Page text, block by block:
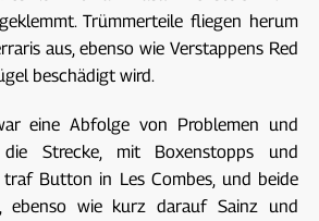
Trümmerteile fliegen herum
aus, ebenso wie Verstappens Red
beschädigt wird.
eine Abfolge von Problemen und
Strecke, mit Boxenstopps und
traf Button in Les Combes, und beide
ebenso wie kurz darauf Sainz und